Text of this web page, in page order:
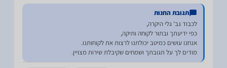
תגובת החנות
מודים לך על תגובתך ושמחים שקיבלת שירות מצויין.